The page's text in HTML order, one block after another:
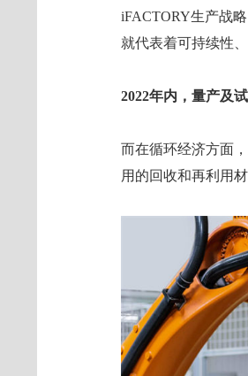
iFACTORY生产战
就代表着可持续性
2022年内，量产及
而在循环经济方面
用的回收和再利用